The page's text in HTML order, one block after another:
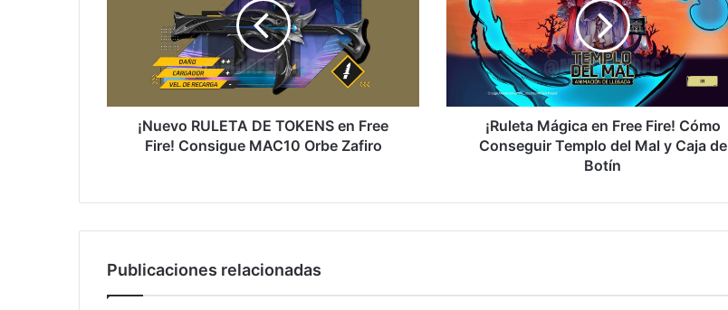
Consigue
MAC10
¡Nuevo RULETA DE TOKENS en Free
Fire! Consigue MAC10 Orbe Zafiro
Free
Fire!
Cómo
Conseguir
del
¡Ruleta Mágica en Free Fire! Cómo
Conseguir Templo del Mal y Caja de
Botín
Publicaciones relacionadas